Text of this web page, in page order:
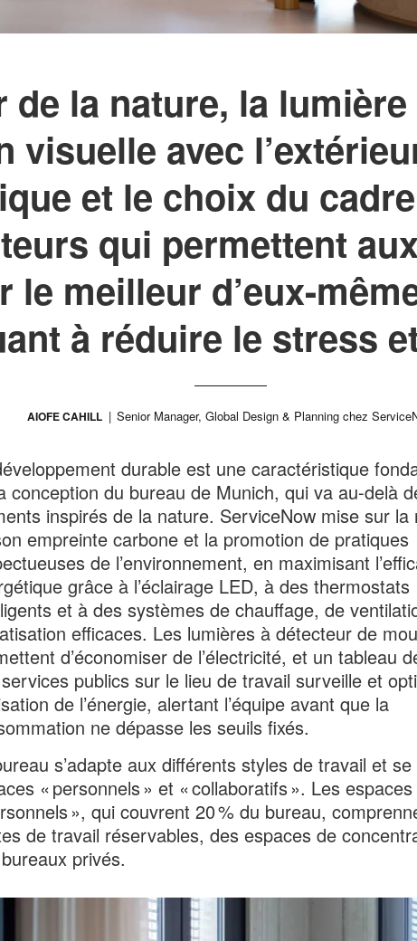
de la nature, la
visuelle avec
et le choix du
qui permettent
le meilleur d’eux-
à réduire le stress et
AIOFE CAHILL Senior Manager, Global Design & Planning chez
durable est une caractéristique
conception du bureau de Munich, qui va au-delà
inspirés de la nature. ServiceNow mise sur la
empreinte carbone et la promotion de pratiques
de l’environnement, en maximisant
grâce à l’éclairage LED, à des thermostats
et à des systèmes de chauffage, de
efficaces. Les lumières à détecteur de
d’économiser de l’électricité, et un tableau
publics sur le lieu de travail surveille et
de l’énergie, alertant l’équipe avant que la
ne dépasse les seuils fixés.
s’adapte aux différents styles de travail et
« personnels » et « collaboratifs ». Les espaces
», qui couvrent 20 % du bureau,
de travail réservables, des espaces de
privés.